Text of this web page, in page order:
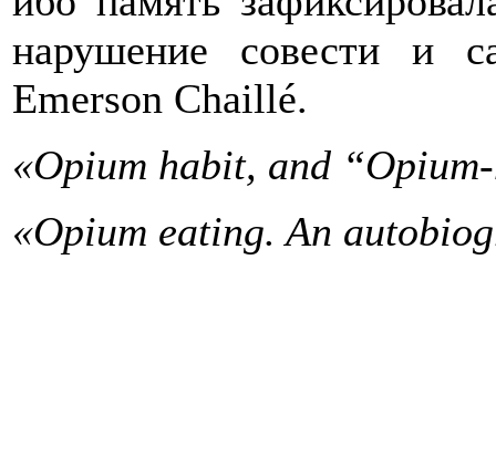
нарушение совести и
Emerson Chaillé.
«Opium habit, and
«Opium eating. An